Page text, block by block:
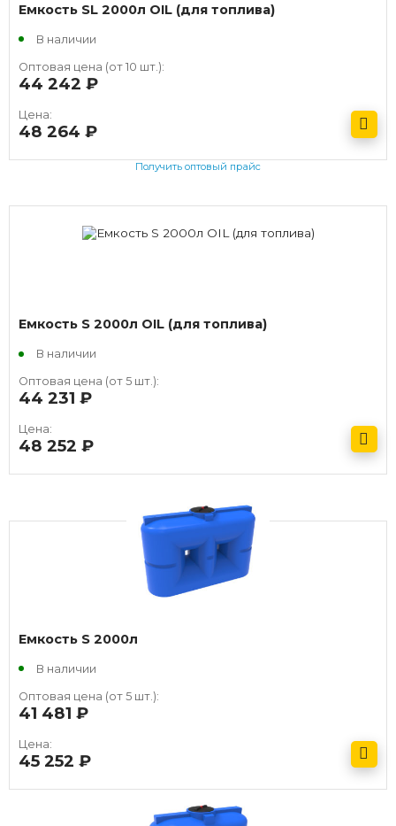
Емкость SL 2000л OIL (для топлива)
В наличии
Оптовая цена (от 10 шт.):
44 242
Цена:
48 264
Получить оптовый прайс
Емкость S 2000л OIL (для топлива)
В наличии
Оптовая цена (от 5 шт.):
44 231
Цена:
48 252
Емкость S 2000л
В наличии
Оптовая цена (от 5 шт.):
41 481
Цена:
45 252